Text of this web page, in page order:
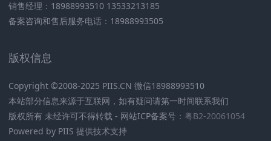
销售经理：18988993510 13533213185
备案咨询和售后服务电话：18988993505
版权信息
Copyright ©2008-2025 PIIS.CN 微信18988993510
本站部分信息来源于互联网，如有疑问请第一时间联系我们
版权所有 未经许可不得转载 - 网站ICP备案号： 粤B2-20061054
Powered by PIIS 提供技术支持